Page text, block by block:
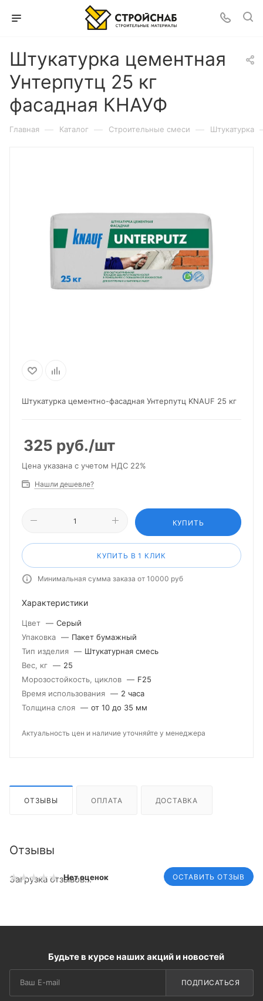
Штукатурка цементная
Унтерпутц 25 кг
фасадная КНАУФ
Главная — Каталог — Строительные смеси — Штукатурка
Штукатурка цементно-фасадная Унтерпутц KNAUF 25 кг
325 руб./шт
Цена указана с учетом НДС 22%
Нашли дешевле?
КУПИТЬ
КУПИТЬ В 1 КЛИК
Минимальная сумма заказа от 10000 руб
Характеристики
Цвет — Серый
Упаковка — Пакет бумажный
Тип изделия — Штукатурная смесь
Вес, кг — 25
Морозостойкость, циклов — F25
Время использования — 2 часа
Толщина слоя — от 10 до 35 мм
Актуальность цен и наличие уточняйте у менеджера
ОТЗЫВЫ ОПЛАТА ДОСТАВКА
Отзывы
Нет оценок ОСТАВИТЬ ОТЗЫВ
Загрузка отзывов...
Будьте в курсе наших акций и новостей
ПОДПИСАТЬСЯ